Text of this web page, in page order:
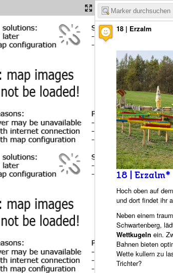
Katharinaberger
18 | Erzalm
18 | Erzalm*
Hoch oben auf
und dort findet ihr
Neben einem
Schwartenberg,
Wettkugeln ein.
Bahnen bieten
Wette kullern zu
Trichter?